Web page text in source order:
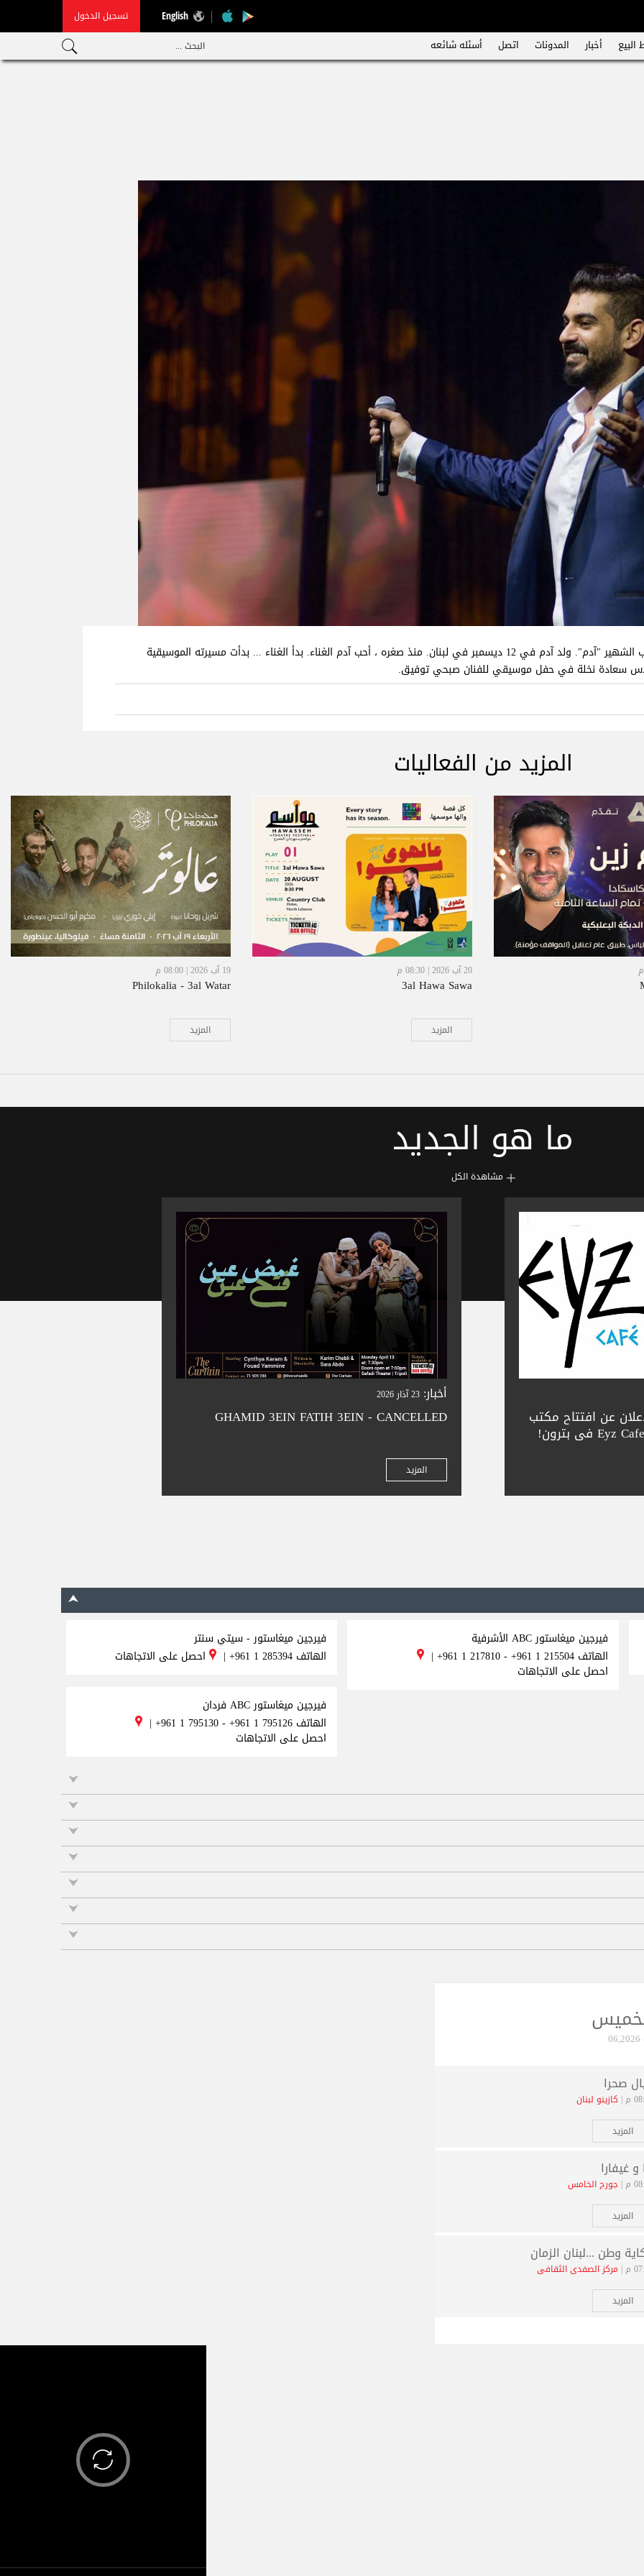
English تسجيل الدخول
البيع أخبار المدونات اتصل أسئله شائعه البحث ...
اسمه الحقيقي هو وائل شحادة. إنه المطرب الشهير "آدم". ولد آدم في 12 ديسمبر في لبنان. منذ صغره ، أحب آدم الغناء. بدأ الغناء ... بدأت مسيرته الموسيقية
سعادة نخلة في حفل موسيقي للفنان صبحي توفيق.
المزيد من الفعاليات
20 آب 2026 | 08:30 م
3al Hawa Sawa
المزيد
19 آب 2026 | 08:00 م
Philokalia - 3al Watar
المزيد
ما هو الجديد
مشاهدة الكل
عن افتتاح مكتب
التذاكر الجديد التابع لنا في Eyz Cafe في بترون!
تذاكر سلس —
أخبار: 23 آذار 2026
GHAMID 3EIN FATIH 3EIN - CANCELLED
المزيد
فيرجين ميغاستور ABC الأشرفية
الهاتف+961 1 217810 - +961 1 215504
|
احصل على الاتجاهات
فيرجين ميغاستور - سيتي سنتر
الهاتف +961 1 285394
| احصل على الاتجاهات
فيرجين ميغاستور ABC فردان
الهاتف +961 1 795130 - +961 1 795126
|
احصل على الاتجاهات
صحرا
م |
كازينو لبنان
المزيد
و غيفارا
م |
جورج الخامس
المزيد
وطن ...لبنان الزمان
م |
مركز الصفدي الثقافي
المزيد